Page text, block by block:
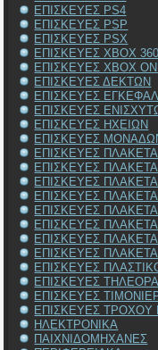
ΕΠΙΣΚΕΥΕΣ PS4
ΕΠΙΣΚΕΥΕΣ PSP
ΕΠΙΣΚΕΥΕΣ PSX
ΕΠΙΣΚΕΥΕΣ XBOX 360
ΕΠΙΣΚΕΥΕΣ XBOX
ΕΠΙΣΚΕΥΕΣ ΔΕΚΤΩΝ
ΕΠΙΣΚΕΥΕΣ
ΕΠΙΣΚΕΥΕΣ
ΕΠΙΣΚΕΥΕΣ ΗΧΕΙΩΝ
ΕΠΙΣΚΕΥΕΣ
ΕΠΙΣΚΕΥΕΣ
ΕΠΙΣΚΕΥΕΣ
ΕΠΙΣΚΕΥΕΣ
ΕΠΙΣΚΕΥΕΣ
ΕΠΙΣΚΕΥΕΣ
ΕΠΙΣΚΕΥΕΣ
ΕΠΙΣΚΕΥΕΣ
ΕΠΙΣΚΕΥΕΣ
ΕΠΙΣΚΕΥΕΣ
ΕΠΙΣΚΕΥΕΣ
ΕΠΙΣΚΕΥΕΣ
ΕΠΙΣΚΕΥΕΣ ΤΡΟΧΟΥ
ΗΛΕΚΤΡΟΝΙΚΑ
ΠΑΙΧΝΙΔΟΜΗΧΑΝΕΣ